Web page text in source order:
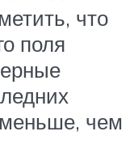
что
поля
чем